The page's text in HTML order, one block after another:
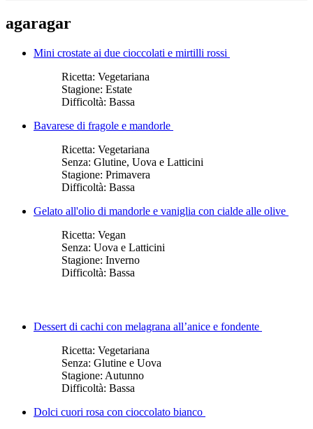
agaragar
Mini crostate ai due cioccolati e mirtilli rossi
Ricetta: Vegetariana
Stagione: Estate
Difficoltà: Bassa
Bavarese di fragole e mandorle
Ricetta: Vegetariana
Senza: Glutine, Uova e Latticini
Stagione: Primavera
Difficoltà: Bassa
Gelato all'olio di mandorle e vaniglia con cialde alle olive
Ricetta: Vegan
Senza: Uova e Latticini
Stagione: Inverno
Difficoltà: Bassa
Dessert di cachi con melagrana all’anice e fondente
Ricetta: Vegetariana
Senza: Glutine e Uova
Stagione: Autunno
Difficoltà: Bassa
Dolci cuori rosa con cioccolato bianco